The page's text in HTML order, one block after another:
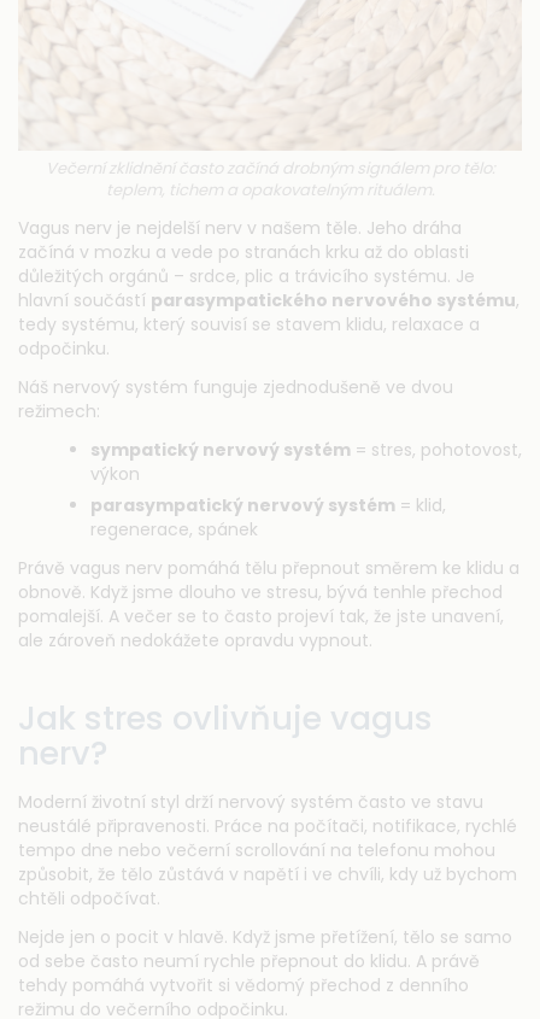
Večerní zklidnění často začíná drobným signálem pro tělo:
teplem, tichem a opakovatelným rituálem.
Vagus nerv je nejdelší nerv v našem těle. Jeho dráha
začíná v mozku a vede po stranách krku až do oblasti
důležitých orgánů – srdce, plic a trávicího systému. Je
hlavní součástí parasympatického nervového systému,
tedy systému, který souvisí se stavem klidu, relaxace a
odpočinku.
Náš nervový systém funguje zjednodušeně ve dvou
režimech:
sympatický nervový systém = stres, pohotovost,
výkon
parasympatický nervový systém = klid,
regenerace, spánek
Právě vagus nerv pomáhá tělu přepnout směrem ke klidu a
obnově. Když jsme dlouho ve stresu, bývá tenhle přechod
pomalejší. A večer se to často projeví tak, že jste unavení,
ale zároveň nedokážete opravdu vypnout.
Jak stres ovlivňuje vagus
nerv?
Moderní životní styl drží nervový systém často ve stavu
neustálé připravenosti. Práce na počítači, notifikace, rychlé
tempo dne nebo večerní scrollování na telefonu mohou
způsobit, že tělo zůstává v napětí i ve chvíli, kdy už bychom
chtěli odpočívat.
Nejde jen o pocit v hlavě. Když jsme přetížení, tělo se samo
od sebe často neumí rychle přepnout do klidu. A právě
tehdy pomáhá vytvořit si vědomý přechod z denního
režimu do večerního odpočinku.